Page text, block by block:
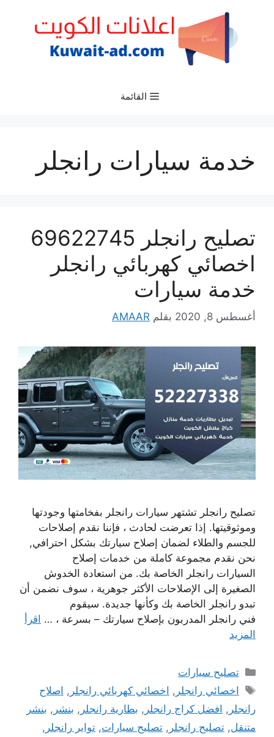
القائمة
خدمة سيارات رانجلر
تصليح رانجلر 69622745
اخصائي كهربائي رانجلر
خدمة سيارات
أغسطس 8, 2020 بقلم AMAAR
تصليح رانجلر تشتهر سيارات رانجلر بفخامتها وجودتها
وموثوقيتها. إذا تعرضت لحادث ، فإننا نقدم إصلاحات
للجسم والطلاء لضمان إصلاح سيارتك بشكل احترافي,
نحن نقدم مجموعة كاملة من خدمات إصلاح
السيارات رانجلر الخاصة بك. من استعادة الخدوش
الصغيرة إلى الإصلاحات الأكثر جوهرية ، سوف نضمن أن
تبدو رانجلر الخاصة بك وكأنها جديدة. سيقوم
فني رانجلر المدربون بإصلاح سيارتك – بسرعة ، … اقرأ
المزيد
التصنيفات
تصليح سيارات
الوسوم
اخصائي رانجلر , اخصائي كهربائي رانجلر , اصلاح
رانجلر , افضل كراج رانجلر , بطارية رانجلر , بنشر , بنشر
متنقل, تصليح رانجلر , تصليح سيارات, تواير رانجلر ,